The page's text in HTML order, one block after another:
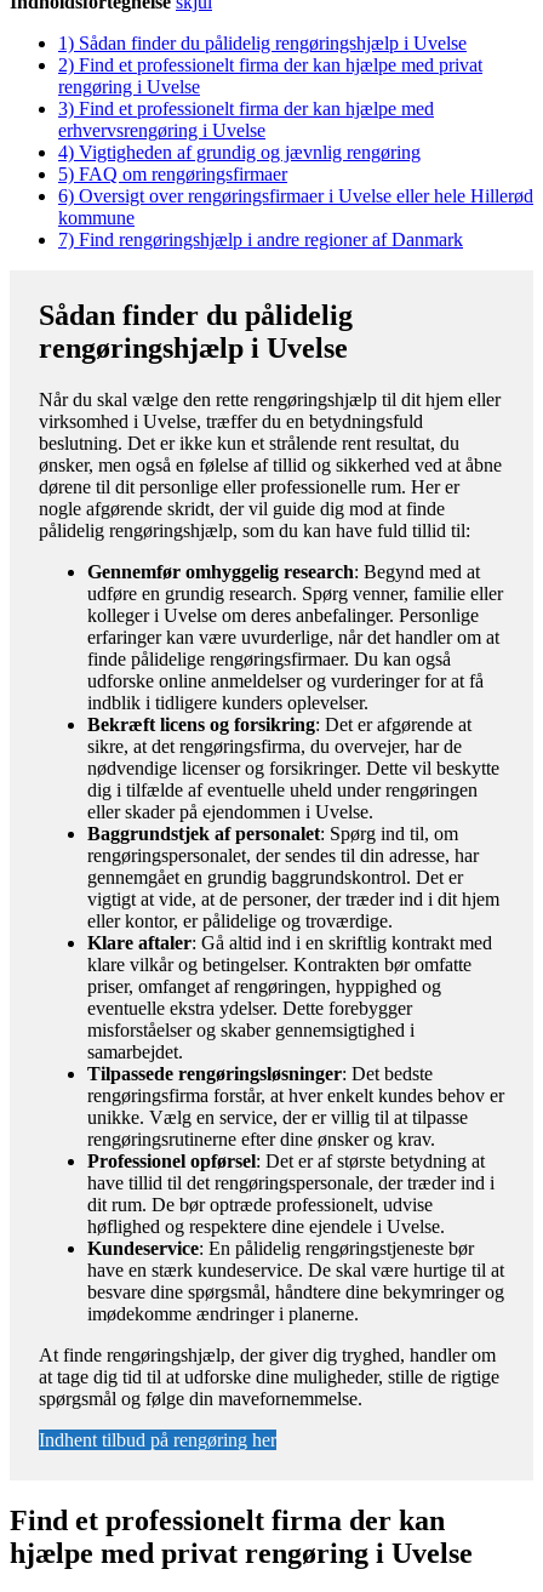
1) Sådan finder du pålidelig rengøringshjælp i Uvelse
2) Find et professionelt firma der kan hjælpe med privat
rengøring i Uvelse
3) Find et professionelt firma der kan hjælpe med
erhvervsrengøring i Uvelse
4) Vigtigheden af grundig og jævnlig rengøring
5) FAQ om rengøringsfirmaer
6) Oversigt over rengøringsfirmaer i Uvelse eller hele Hillerød
kommune
7) Find rengøringshjælp i andre regioner af Danmark
Sådan finder du pålidelig
rengøringshjælp i Uvelse
Når du skal vælge den rette rengøringshjælp til dit hjem eller
virksomhed i Uvelse, træffer du en betydningsfuld
beslutning. Det er ikke kun et strålende rent resultat, du
ønsker, men også en følelse af tillid og sikkerhed ved at åbne
dørene til dit personlige eller professionelle rum. Her er
nogle afgørende skridt, der vil guide dig mod at finde
pålidelig rengøringshjælp, som du kan have fuld tillid til:
Gennemfør omhyggelig research: Begynd med at
udføre en grundig research. Spørg venner, familie eller
kolleger i Uvelse om deres anbefalinger. Personlige
erfaringer kan være uvurderlige, når det handler om at
finde pålidelige rengøringsfirmaer. Du kan også
udforske online anmeldelser og vurderinger for at få
indblik i tidligere kunders oplevelser.
Bekræft licens og forsikring: Det er afgørende at
sikre, at det rengøringsfirma, du overvejer, har de
nødvendige licenser og forsikringer. Dette vil beskytte
dig i tilfælde af eventuelle uheld under rengøringen
eller skader på ejendommen i Uvelse.
Baggrundstjek af personalet: Spørg ind til, om
rengøringspersonalet, der sendes til din adresse, har
gennemgået en grundig baggrundskontrol. Det er
vigtigt at vide, at de personer, der træder ind i dit hjem
eller kontor, er pålidelige og troværdige.
Klare aftaler: Gå altid ind i en skriftlig kontrakt med
klare vilkår og betingelser. Kontrakten bør omfatte
priser, omfanget af rengøringen, hyppighed og
eventuelle ekstra ydelser. Dette forebygger
misforståelser og skaber gennemsigtighed i
samarbejdet.
Tilpassede rengøringsløsninger: Det bedste
rengøringsfirma forstår, at hver enkelt kundes behov er
unikke. Vælg en service, der er villig til at tilpasse
rengøringsrutinerne efter dine ønsker og krav.
Professionel opførsel: Det er af største betydning at
have tillid til det rengøringspersonale, der træder ind i
dit rum. De bør optræde professionelt, udvise
høflighed og respektere dine ejendele i Uvelse.
Kundeservice: En pålidelig rengøringstjeneste bør
have en stærk kundeservice. De skal være hurtige til at
besvare dine spørgsmål, håndtere dine bekymringer og
imødekomme ændringer i planerne.
At finde rengøringshjælp, der giver dig tryghed, handler om
at tage dig tid til at udforske dine muligheder, stille de rigtige
spørgsmål og følge din mavefornemmelse.
Indhent tilbud på rengøring her
Find et professionelt firma der kan
hjælpe med privat rengøring i Uvelse